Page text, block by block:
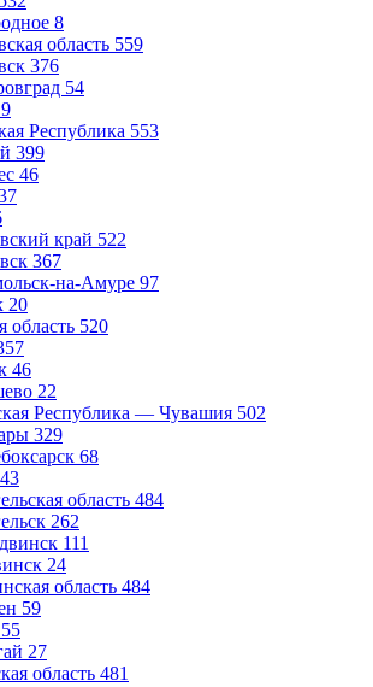
8
область 559
376
54
9
Республика 553
399
46
край 522
367
на-Амуре 97
20
область 520
46
22
Республика — Чувашия 502
329
68
43
область 484
262
111
24
область 484
59
55
27
область 481